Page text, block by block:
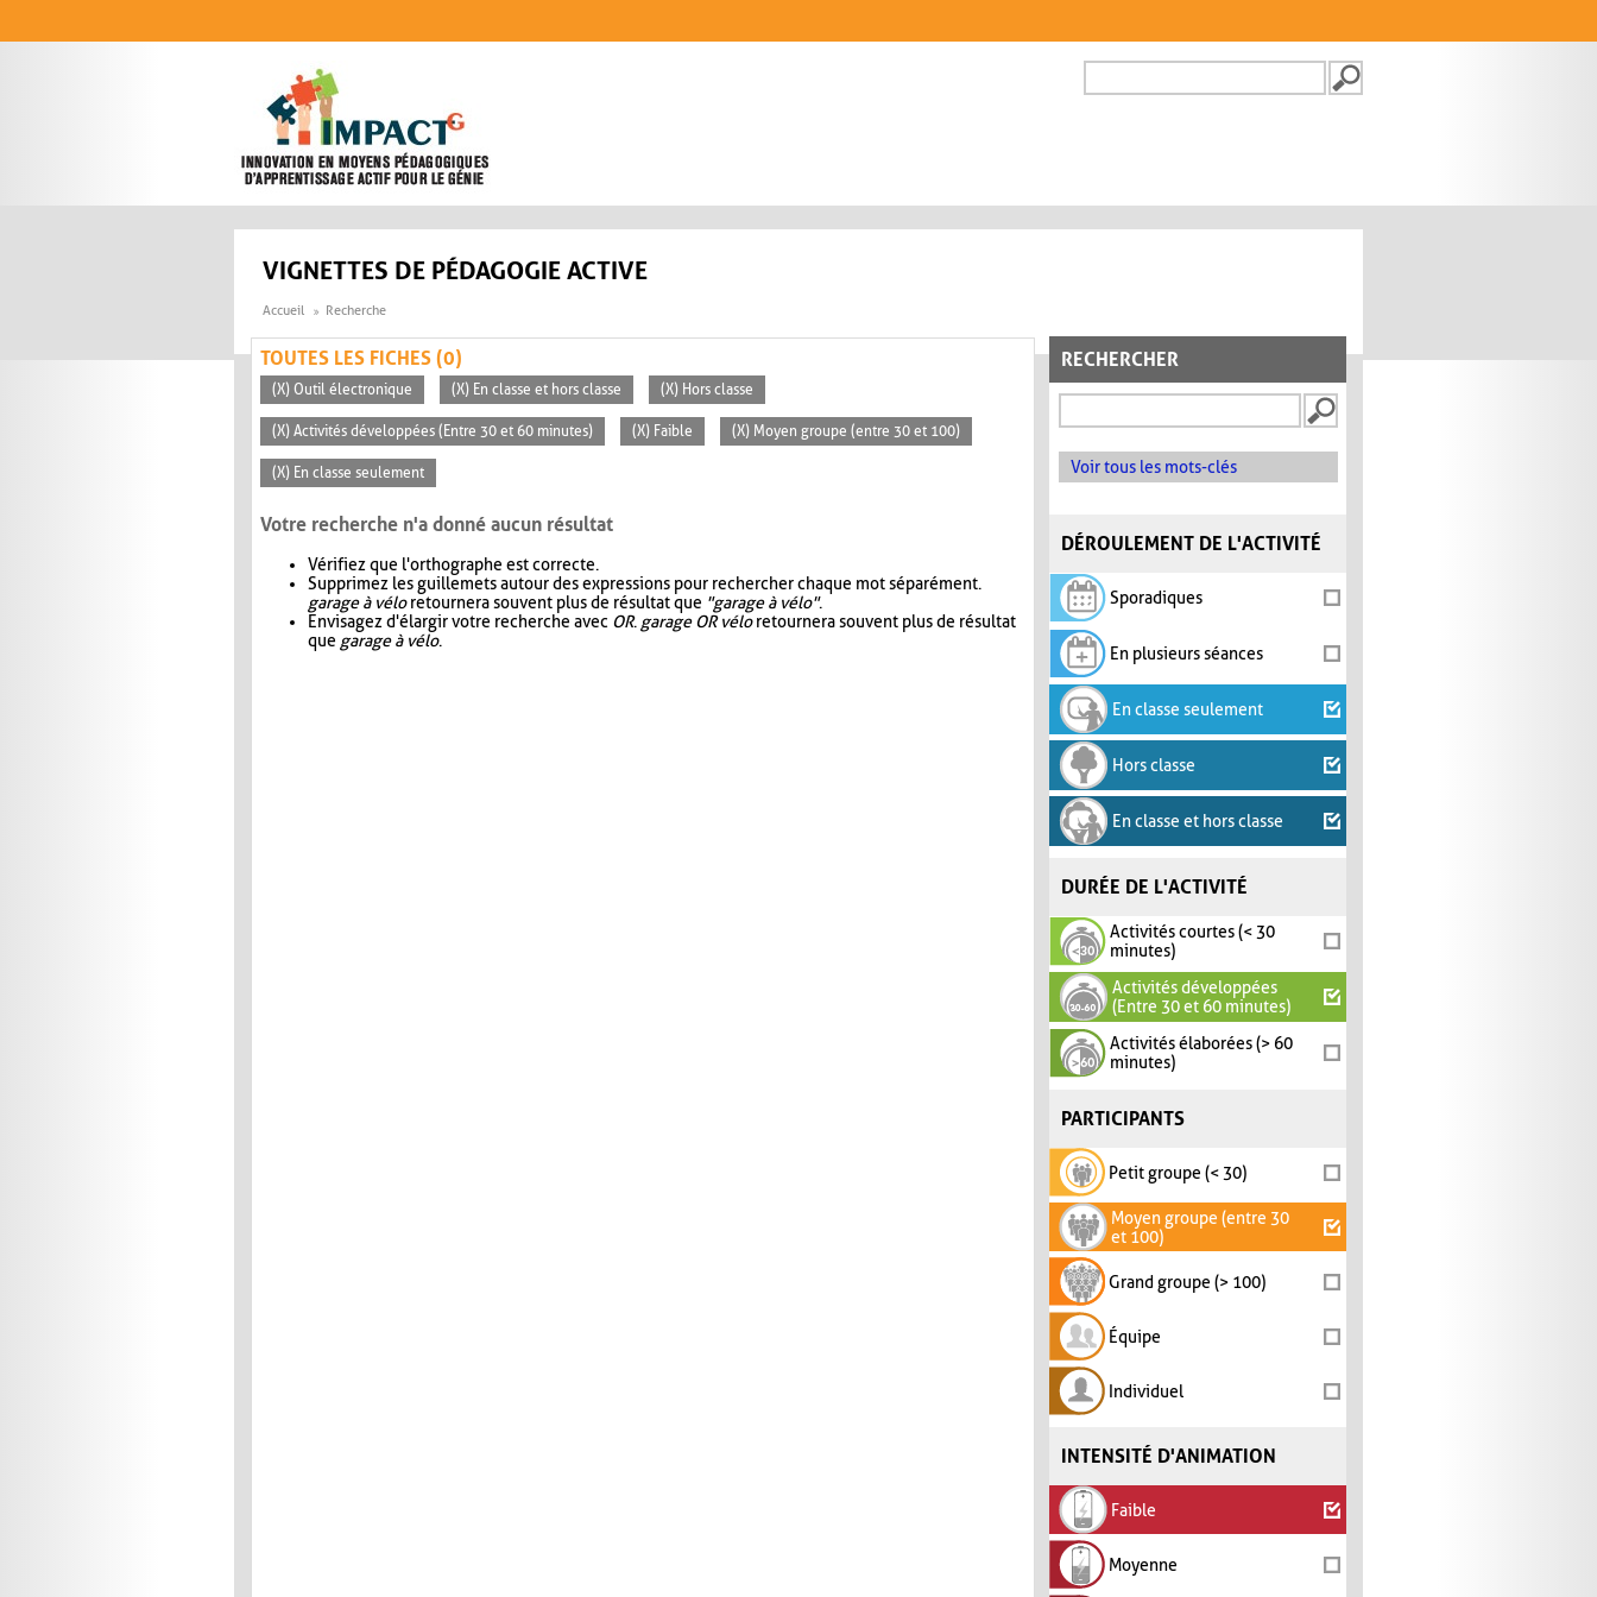
FORMULAIRE DE
VIGNETTES DE PÉDAGOGIE ACTIVE
Accueil Recherche
RECHERCHER
Voir tous les mots-clés
DÉROULEMENT DE L'ACTIVITÉ
Sporadiques
En plusieurs séances
En classe seulement
Hors classe
En classe et hors classe
DURÉE DE L'ACTIVITÉ
Activités courtes (< 30
minutes)
Activités développées
(Entre 30 et 60 minutes)
Activités élaborées (> 60
minutes)
PARTICIPANTS
Petit groupe (< 30)
Moyen groupe (entre 30
et 100)
Grand groupe (> 100)
Équipe
Individuel
INTENSITÉ D'ANIMATION
Faible
Moyenne
TOUTES LES FICHES (0)
(X) Outil électronique (X) En classe et hors classe (X) Hors classe
(X) Activités développées (Entre 30 et 60 minutes) (X) Faible (X) Moyen groupe (entre 30 et 100)
(X) En classe seulement
Votre recherche n'a donné aucun résultat
Vérifiez que l'orthographe est correcte.
Supprimez les guillemets autour des expressions pour rechercher chaque mot séparément.
garage à véloretournera souvent plus de résultat que "garage à vélo".
Envisagez d'élargir votre recherche avec OR. garage OR véloretournera souvent plus de résultat
que garage à vélo.